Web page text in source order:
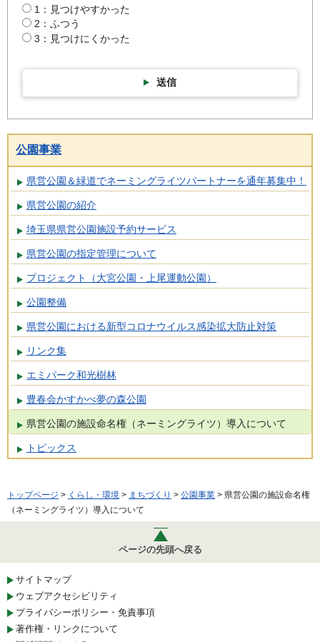
1：見つけやすかった
2：ふつう
3：見つけにくかった
送信
公園事業
県営公園＆緑道でネーミングライツパートナーを通年募集中！
県営公園の紹介
埼玉県県営公園施設予約サービス
県営公園の指定管理について
プロジェクト（大宮公園・上尾運動公園）
公園整備
県営公園における新型コロナウイルス感染拡大防止対策
リンク集
エミパーク和光樹林
豊春会かすかべ夢の森公園
県営公園の施設命名権（ネーミングライツ）導入について
トピックス
トップページ > くらし・環境 > まちづくり > 公園事業 > 県営公園の施設命名権
（ネーミングライツ）導入について
ページの先頭へ戻る
サイトマップ
ウェブアクセシビリティ
プライバシーポリシー・免責事項
著作権・リンクについて